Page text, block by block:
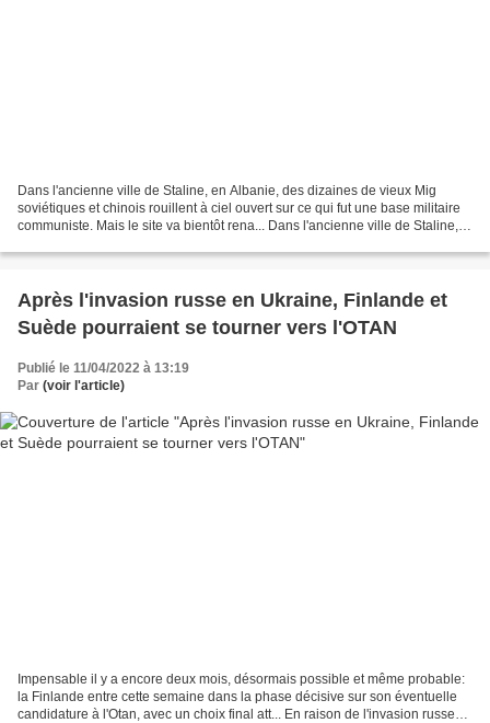
Dans l'ancienne ville de Staline, en Albanie, des dizaines de vieux Mig
soviétiques et chinois rouillent à ciel ouvert sur ce qui fut une base militaire
communiste. Mais le site va bientôt rena... Dans l'ancienne ville de Staline,
Après l'invasion russe en Ukraine, Finlande et
Suède pourraient se tourner vers l'OTAN
Publié le 11/04/2022 à 13:19
Par (voir l'article)
Impensable il y a encore deux mois, désormais possible et même probable:
la Finlande entre cette semaine dans la phase décisive sur son éventuelle
candidature à l'Otan, avec un choix final att... En raison de l'invasion russe